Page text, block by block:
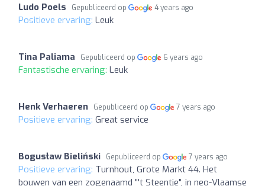
Ludo Poels Gepubliceerd op 4 years ago
Positieve ervaring: Leuk
Tina Paliama Gepubliceerd op 6 years ago
Fantastische ervaring: Leuk
Henk Verhaeren Gepubliceerd op 7 years ago
Positieve ervaring: Great service
Bogusław Bieliński Gepubliceerd op 7 years ago
Positieve ervaring: Turnhout, Grote Markt 44. Het
bouwen van een zogenaamd "'t Steentje", in neo-Vlaamse